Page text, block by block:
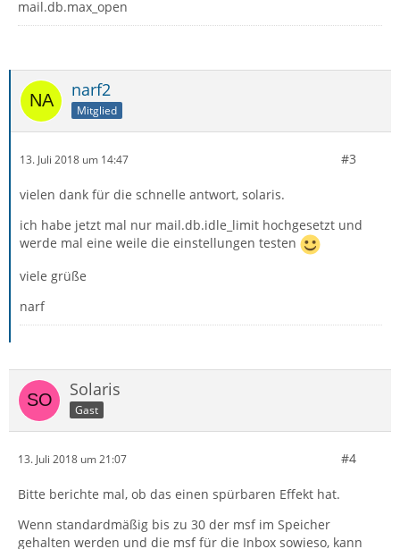
mail.db.max_open
narf2
Mitglied
13. Juli 2018 um 14:47 #3
vielen dank für die schnelle antwort, solaris.
ich habe jetzt mal nur mail.db.idle_limit hochgesetzt und
werde mal eine weile die einstellungen testen
viele grüße
narf
Solaris
Gast
13. Juli 2018 um 21:07 #4
Bitte berichte mal, ob das einen spürbaren Effekt hat.
Wenn standardmäßig bis zu 30 der msf im Speicher
gehalten werden und die msf für die Inbox sowieso, kann